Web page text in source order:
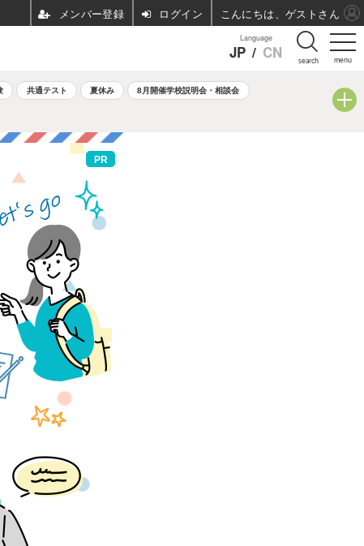
menu
Language
JP / CN search
共通テスト 夏休み 8月開催学校説明会・相談会
PR
ログイン こんにちは、ゲストさん